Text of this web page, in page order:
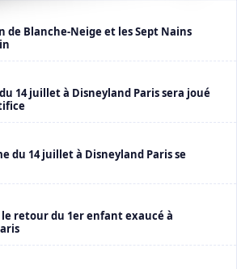
de Blanche-Neige et les Sept Nains
14 juillet à Disneyland Paris sera joué
du 14 juillet à Disneyland Paris se
le retour du 1er enfant exaucé à